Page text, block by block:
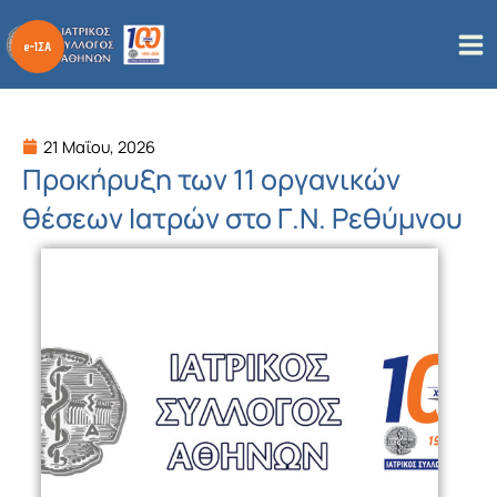
στο
περιεχόμενο
21 Μαΐου, 2026
Προκήρυξη των 11 οργανικών
θέσεων Ιατρών στο Γ.Ν. Ρεθύμνου